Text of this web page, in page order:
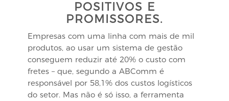
POSITIVOS E
PROMISSORES.
Empresas com uma linha com mais de mil
produtos, ao usar um sistema de gestão
conseguem reduzir até 20% o custo com
fretes – que, segundo a ABComm é
responsável por 58,1% dos custos logísticos
do setor. Mas não é só isso, a ferramenta